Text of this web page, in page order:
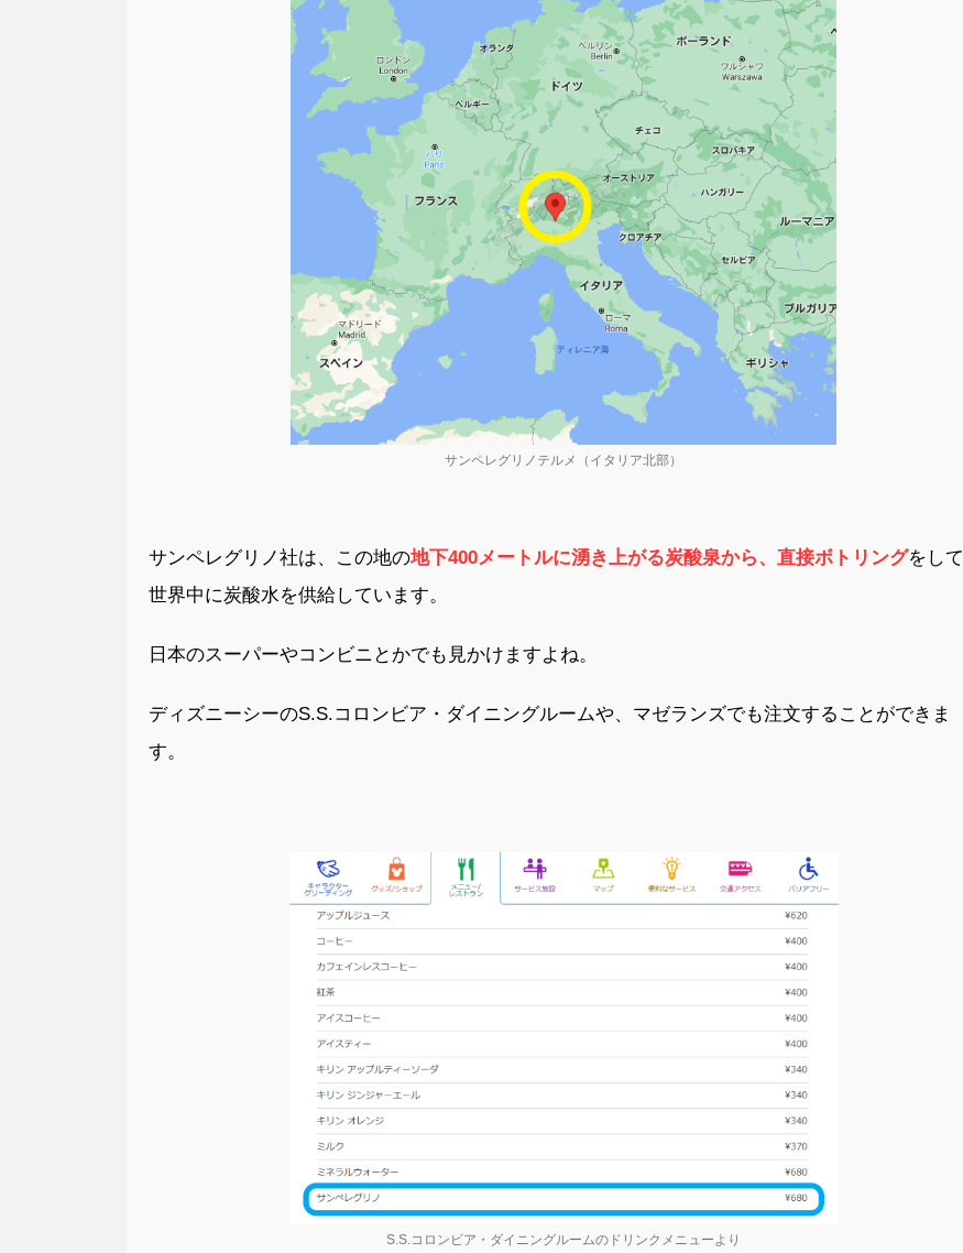
サンペレグリノテルメ（イタリア北部）
サンペレグリノ社は、この地の地下400メートルに湧き上がる炭酸泉から、直接ボトリングをして
世界中に炭酸水を供給しています。
日本のスーパーやコンビニとかでも見かけますよね。
ディズニーシーのS.S.コロンビア・ダイニングルームや、マゼランズでも注文することができま
す。
S.S.コロンビア・ダイニングルームのドリンクメニューより